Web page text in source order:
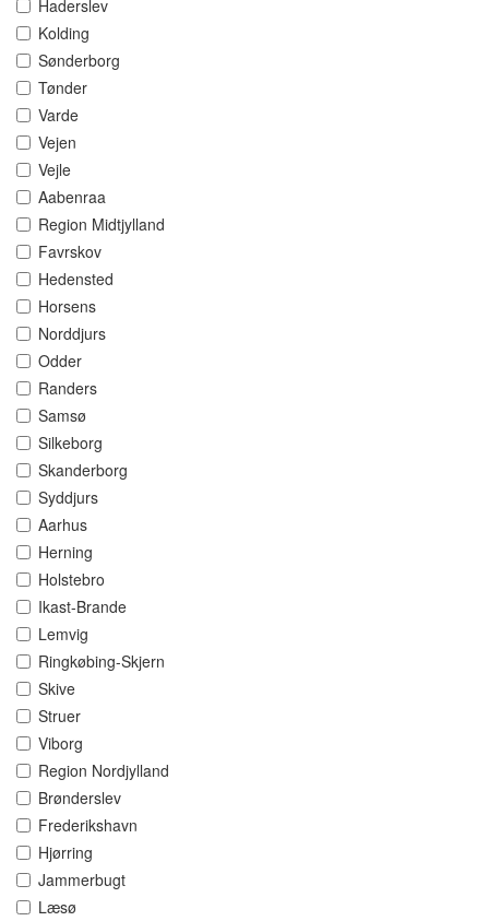
Haderslev
Kolding
Sønderborg
Tønder
Varde
Vejen
Vejle
Aabenraa
Region Midtjylland
Favrskov
Hedensted
Horsens
Norddjurs
Odder
Randers
Samsø
Silkeborg
Skanderborg
Syddjurs
Aarhus
Herning
Holstebro
Ikast-Brande
Lemvig
Ringkøbing-Skjern
Skive
Struer
Viborg
Region Nordjylland
Brønderslev
Frederikshavn
Hjørring
Jammerbugt
Læsø